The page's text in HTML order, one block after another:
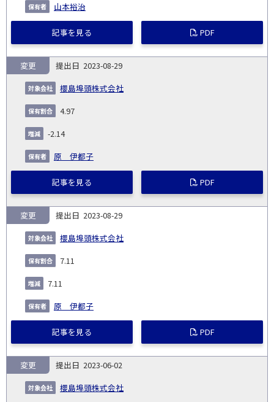
山本裕治
記事を見る PDF
2023-08-29
櫻島埠頭株式会社
変更
4.97
-2.14
原 伊都子
記事を見る PDF
2023-08-29
櫻島埠頭株式会社
変更
7.11
7.11
原 伊都子
記事を見る PDF
2023-06-02
櫻島埠頭株式会社
変更